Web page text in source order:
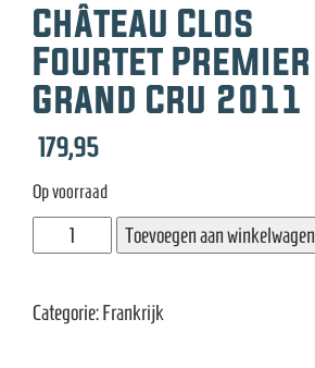
Château Clos
Fourtet Premier
Grand Cru 2011
179,95
Op voorraad
Château
Clos
Premier
Toevoegen aan winkelwagen
Categorie:Frankrijk